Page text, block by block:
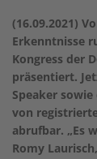
(16.09.2021)
Erkenntnisse
Kongress der
präsentiert.
Speaker
von
abrufbar. „Es
Romy